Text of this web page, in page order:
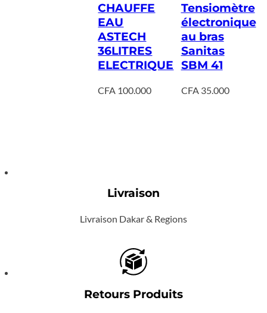
CHAUFFE
EAU
ASTECH
36LITRES
ELECTRIQUE
CFA 100.000
Tensiomètre
électronique
au bras
Sanitas
SBM 41
CFA35.000
Livraison
Livraison Dakar & Regions
Retours Produits